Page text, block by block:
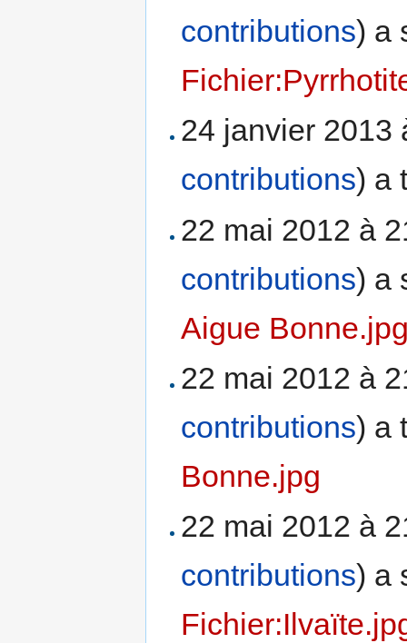
contributions) a
24 janvier 2013
contributions) a
22 mai 2012 à
contributions) a
Aigue
22 mai 2012 à
contributions) a
Bonne.jpg
22 mai 2012 à
contributions) a